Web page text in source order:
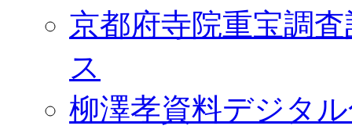
京都府寺院重宝調
ス
柳澤孝資料デジタ